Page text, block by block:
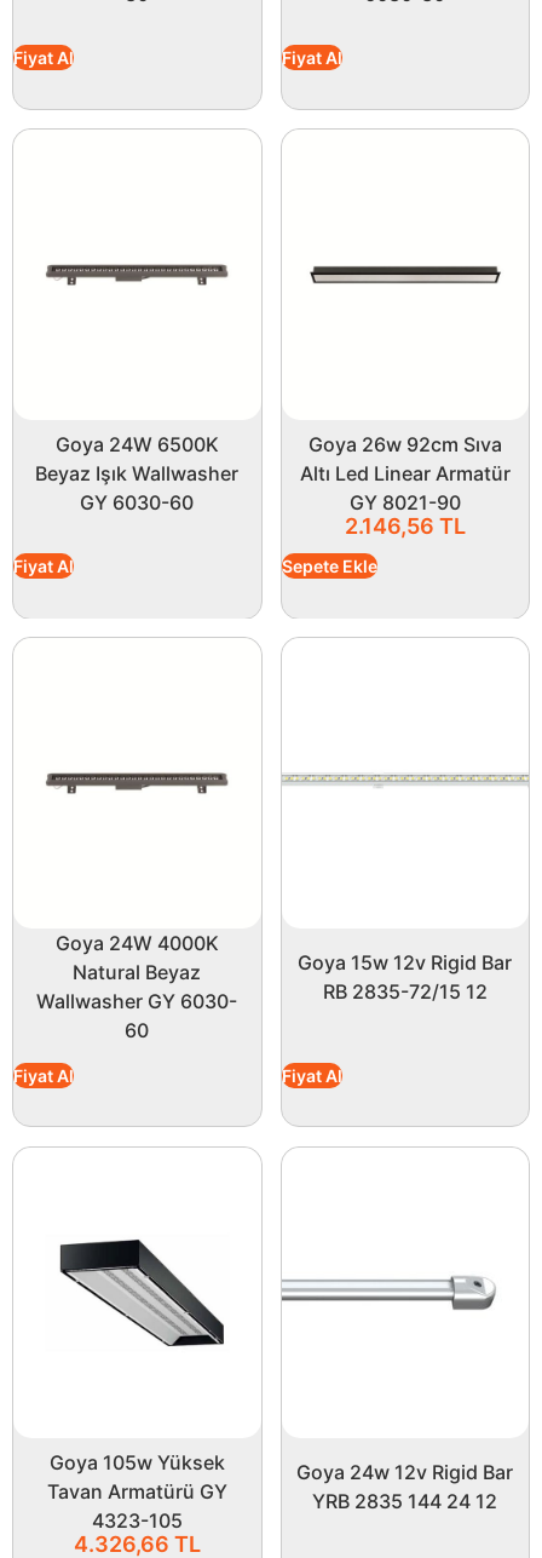
Fiyat Al Fiyat Al
Goya 24W 6500K
Beyaz Işık Wallwasher
GY 6030-60
Fiyat Al
Goya 26w 92cm Sıva
Altı Led Linear Armatür
GY 8021-90
2.146,56 TL
Sepete Ekle
Goya 24W 4000K
Natural Beyaz
Wallwasher GY 6030-
60
Fiyat Al
Goya 15w 12v Rigid Bar
RB 2835-72/15 12
Fiyat Al
Goya 105w Yüksek
Tavan Armatürü GY
4323-105
4.326,66 TL
Goya 24w 12v Rigid Bar
YRB 2835 144 24 12